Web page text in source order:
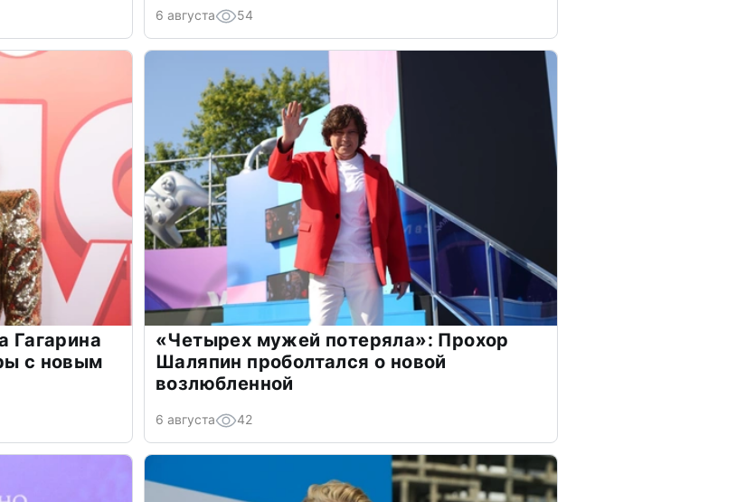
6 августа 54
Гагарина
с новым
«Четырех мужей потеряла»: Прохор
Шаляпин проболтался о новой
возлюбленной
6 августа 42